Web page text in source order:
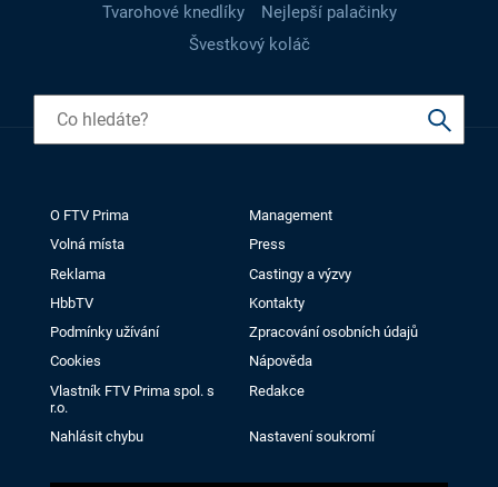
Tvarohové knedlíky
Nejlepší palačinky
Švestkový koláč
O FTV Prima
Management
Volná místa
Press
Reklama
Castingy a výzvy
HbbTV
Kontakty
Podmínky užívání
Zpracování osobních údajů
Cookies
Nápověda
Vlastník FTV Prima spol. s
r.o.
Redakce
Nahlásit chybu Nastavení soukromí